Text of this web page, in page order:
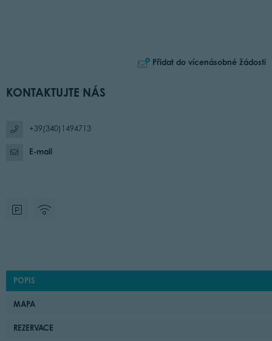
Přidat do vícenásobné žádosti
KONTAKTUJTE NÁS
+39(340)1494713
E-mail
POPIS
MAPA
REZERVACE